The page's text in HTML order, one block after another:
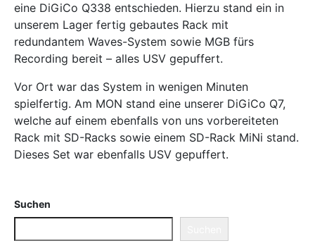
eine DiGiCo Q338 entschieden. Hierzu stand ein in
unserem Lager fertig gebautes Rack mit
redundantem Waves-System sowie MGB fürs
Recording bereit – alles USV gepuffert.
Vor Ort war das System in wenigen Minuten
spielfertig. Am MON stand eine unserer DiGiCo Q7,
welche auf einem ebenfalls von uns vorbereiteten
Rack mit SD-Racks sowie einem SD-Rack MiNi stand.
Dieses Set war ebenfalls USV gepuffert.
Suchen